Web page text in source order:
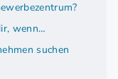
wenn…
suchen